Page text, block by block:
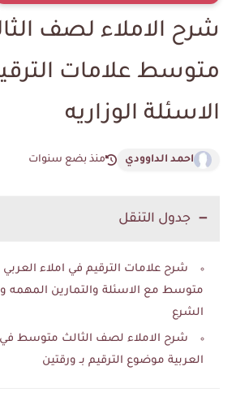
شرح الاملاء لصف
متوسط علامات
الاسئلة الوزاريه
احمد الداوودي منذ بضع سنوات
جدول التنقل
شرح علامات الترقيم في املاء
متوسط مع الاسئلة والتمارين المهمه
الشرع
شرح الاملاء لصف الثالث متوسط في
العربية موضوع الترقيم بـ ورقتين